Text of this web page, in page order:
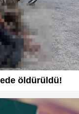
öldürüldü!